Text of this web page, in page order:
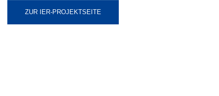
ZUR IER-PROJEKTSEITE